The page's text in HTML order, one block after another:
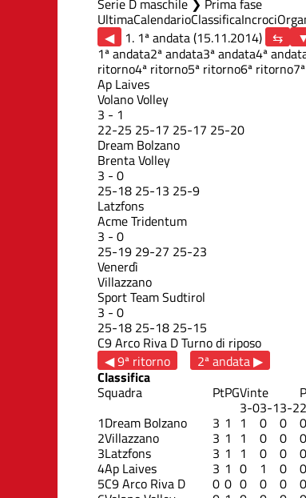
UltimaCalendarioClassificaIncroci
◀
1. 1ª andata (15.11.2014)
1ª andata2ª andata3ª andata4ª
ritorno4ª ritorno5ª ritorno6ª ritorno
Ap Laives
Volano Volley
3 - 1
22-25 25-17 25-17 25-20
Dream Bolzano
Brenta Volley
3 - 0
25-18 25-13 25-9
Latzfons
Acme Tridentum
3 - 0
25-19 29-27 25-23
Venerdì
Villazzano
Sport Team Sudtirol
3 - 0
25-18 25-18 25-15
C9 Arco Riva DTurno di riposo
◀ 9ª ritorno
2ª andata ▶
Classifica
Squadra PtPGVinte
3-03-13-2
1Dream Bolzano 3 1 1 0 0 0
2Villazzano 3 1 1 0 0 0
3Latzfons 3 1 1 0 0 0
4Ap Laives 3 1 0 1 0 0
5C9 Arco Riva D 0 0 0 0 0 0